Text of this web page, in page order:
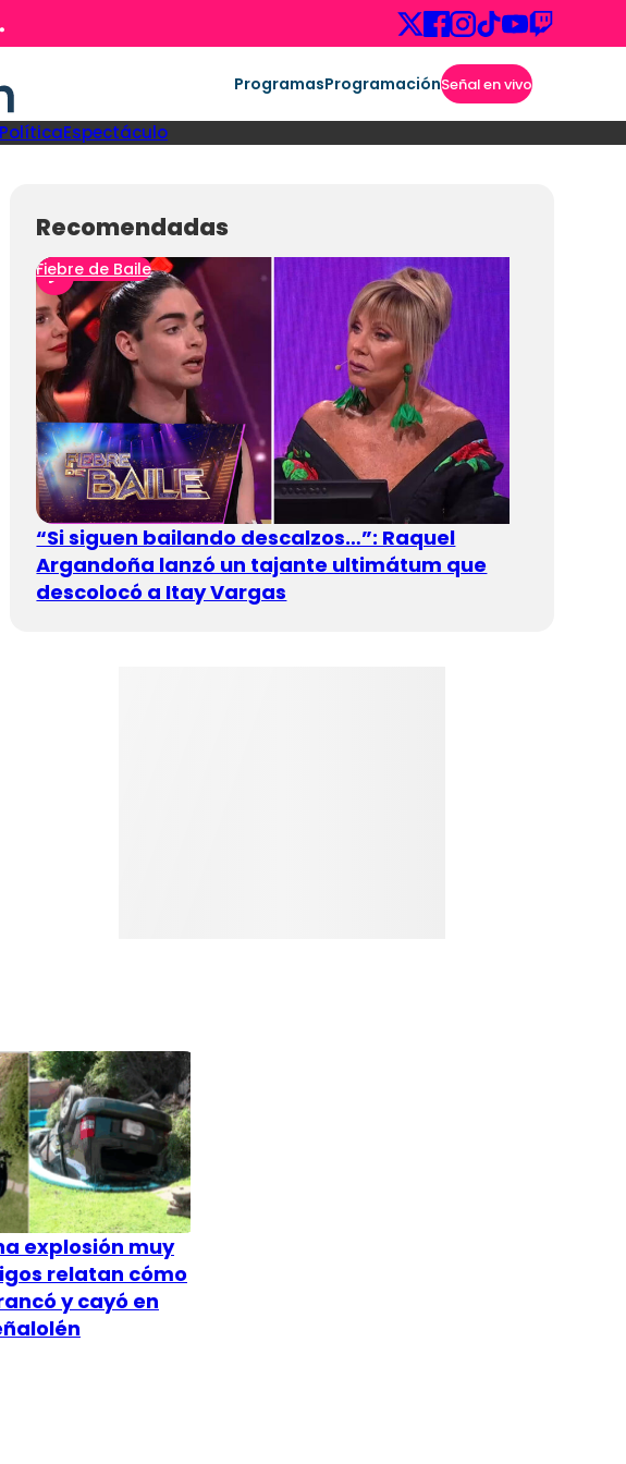
ProgramasProgramaciónSeñal en vivo
PolíticaEspectáculo
Recomendadas
Fiebre de Baile
“Si siguen bailando descalzos…”: Raquel
Argandoña lanzó un tajante ultimátum que
descolocó a Itay Vargas
explosión muy
relatan cómo
y cayó en